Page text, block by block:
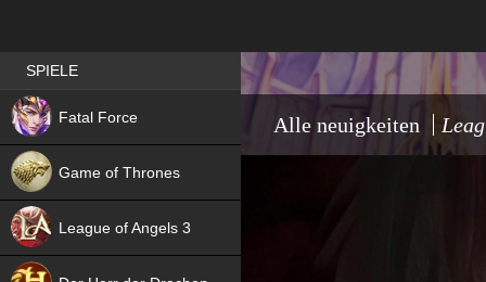
Alle neuigkeiten
Best RPG games in Germany
SPIELE
Fatal Force
NEW
Game of Thrones
League of Angels 3